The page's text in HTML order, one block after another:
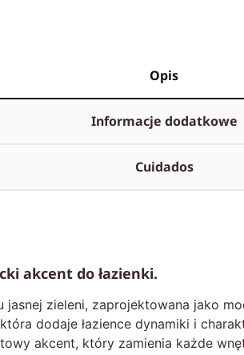
Opis
Informacje dodatkowe
Cuidados
akcent do łazienki.
jasnej zieleni, zaprojektowana jako
dodaje łazience dynamiki i
akcent, który zamienia każde